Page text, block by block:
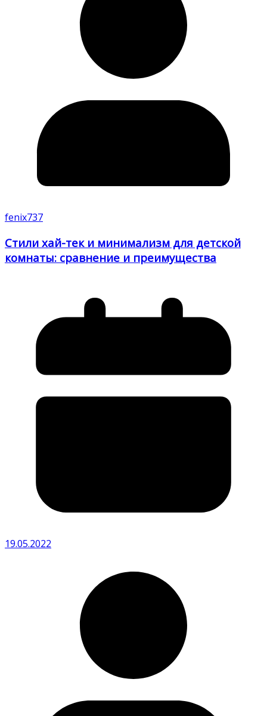
fenix737
Стили хай-тек и минимализм для детской
комнаты: сравнение и преимущества
19.05.2022